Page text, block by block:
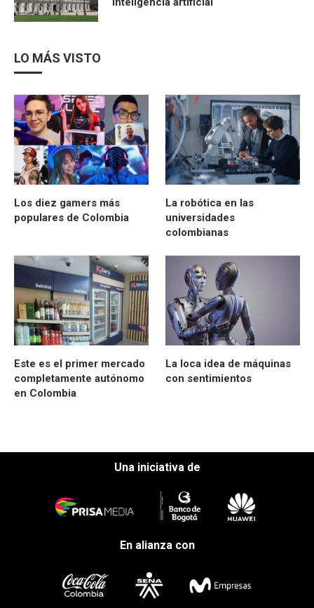
LO MÁS VISTO
Los diez gamers más
populares de Colombia
La robótica en las
universidades
colombianas
Este es el primer mercado
completamente autónomo
en Colombia
La loca idea de máquinas
con sentimientos
Una iniciativa de
En alianza con